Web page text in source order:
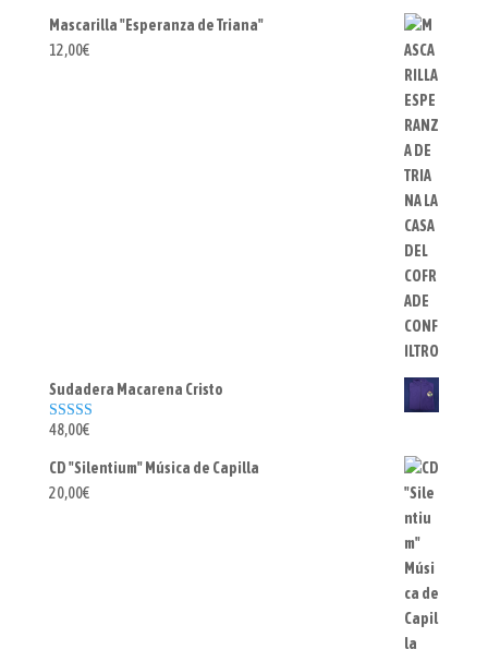
Mascarilla "Esperanza de Triana"
12,00€
Sudadera Macarena Cristo
Valorado con
48,00€
CD "Silentium" Música de Capilla
20,00€